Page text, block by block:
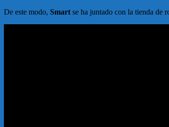
De este modo, Smart se ha juntado con la tienda de